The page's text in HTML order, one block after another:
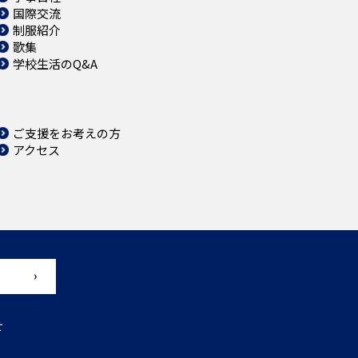
国際交流
制服紹介
歌集
学校生活のQ&A
ご支援をお考えの方
アクセス